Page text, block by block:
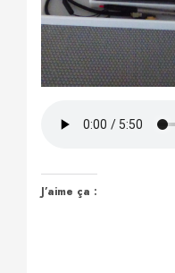
J’aime ça :